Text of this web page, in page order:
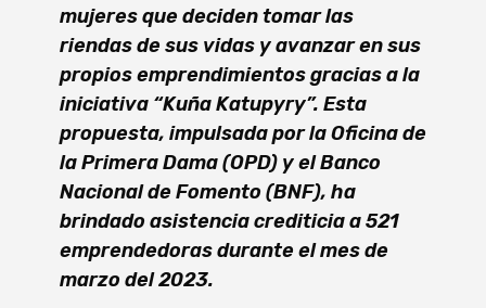
mujeres que deciden tomar las
riendas de sus vidas y avanzar en sus
propios emprendimientos gracias a la
iniciativa “Kuña Katupyry”. Esta
propuesta, impulsada por la Oficina de
la Primera Dama (OPD) y el Banco
Nacional de Fomento (BNF), ha
brindado asistencia crediticia a 521
emprendedoras durante el mes de
marzo del 2023.